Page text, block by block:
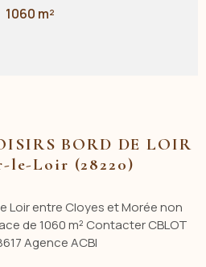
1060 m²
BORD DE LOIR
le-Loir (28220)
Loir entre Cloyes et Morée non
de 1060 m² Contacter CBLOT
Agence ACBI